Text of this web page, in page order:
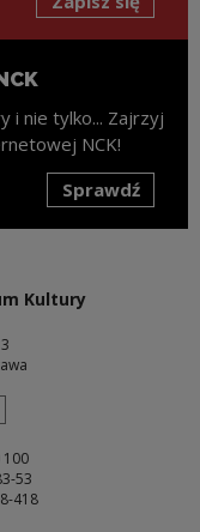
i nie tylko... Zajrzyj
NCK!
Sprawdź
Kultury
100
53
418